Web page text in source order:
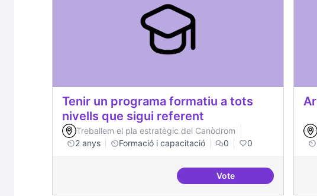
Tenir un programa formatiu a tots
nivells que sigui referent
Treballem el pla estratègic del Canòdrom
2 anys
Formació i capacitació 0 0
VoteTenir un programa